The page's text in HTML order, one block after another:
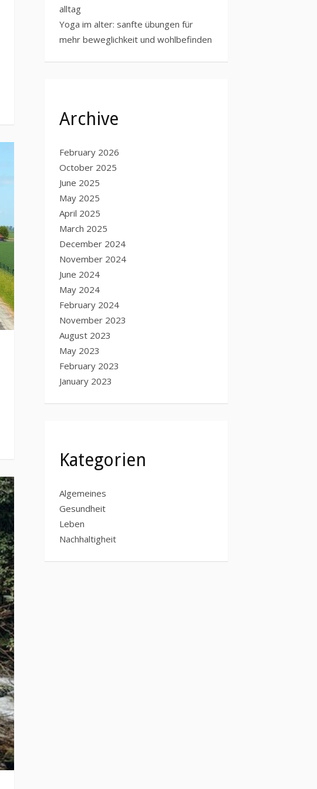
alltag
Yoga im alter: sanfte übungen für
mehr beweglichkeit und wohlbefinden
Archive
February 2026
October 2025
June 2025
May 2025
April 2025
March 2025
December 2024
November 2024
June 2024
May 2024
February 2024
November 2023
August 2023
May 2023
February 2023
January 2023
Kategorien
Algemeines
Gesundheit
Leben
Nachhaltigheit